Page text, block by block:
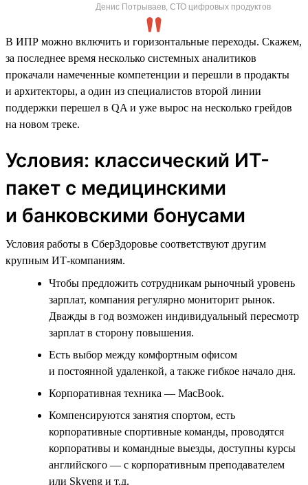
Денис Потрываев, СТО цифровых продуктов
В ИПР можно включить и горизонтальные переходы. Скажем,
за последнее время несколько системных аналитиков
прокачали намеченные компетенции и перешли в продакты
и архитекторы, а один из специалистов второй линии
поддержки перешел в QA и уже вырос на несколько грейдов
на новом треке.
Условия: классический ИТ-
пакет с медицинскими
и банковскими бонусами
Условия работы в СберЗдоровье соответствуют другим
крупным ИТ-компаниям.
Чтобы предложить сотрудникам рыночный уровень
зарплат, компания регулярно мониторит рынок.
Дважды в год возможен индивидуальный пересмотр
зарплат в сторону повышения.
Есть выбор между комфортным офисом
и постоянной удаленкой, а также гибкое начало дня.
Корпоративная техника — MacBook.
Компенсируются занятия спортом, есть
корпоративные спортивные команды, проводятся
корпоративы и командные выезды, доступны курсы
английского — с корпоративным преподавателем
или Skyeng и т.д.